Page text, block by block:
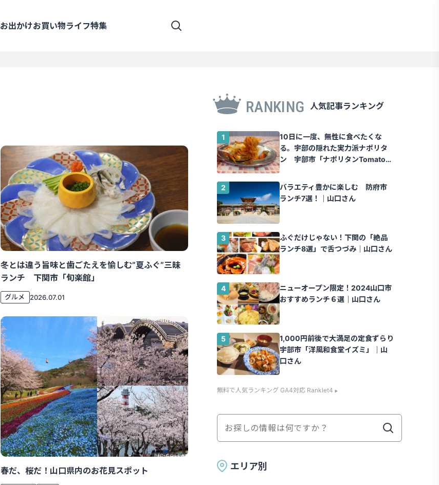
お出かけお買い物ライフ特集
冬とは違う旨味と歯ごたえを愉しむ”夏ふぐ”三昧
ランチ 下関市「旬楽館」
グルメ 2026.07.01
春だ、桜だ！山口県内のお花見スポット
RANKING 人気記事ランキング
10日に一度、無性に食べたくな
る。宇部の隠れた実力派ナポリタ
ン 宇部市「ナポリタンTomato」
バラエティ豊かに楽しむ 防府市
ランチ7選！｜山口さん
ふぐだけじゃない！下関の「絶品
ランチ8選」で舌つづみ｜山口さん
ニューオープン限定！2024山口市
おすすめランチ６選｜山口さん
1,000円前後で大満足の定食ずらり
宇部市「洋風和食堂イズミ」｜山
口さん
無料で人気ランキング GA4対応 Ranklet4
エリア別